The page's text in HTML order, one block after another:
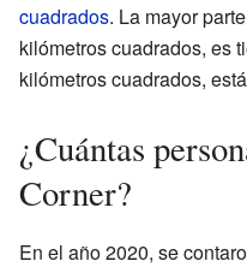
cuadrados. La mayor
kilómetros cuadrados, es
kilómetros cuadrados,
¿Cuántas
Corner?
En el año 2020, se